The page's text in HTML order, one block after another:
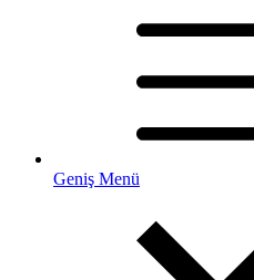
Geniş Menü